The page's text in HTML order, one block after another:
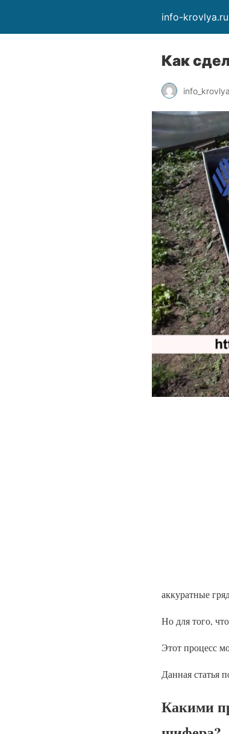
info-krovlya.ru
Как
info_krovlya
аккуратные
Но для того,
Этот процесс
Данная статья
Какими